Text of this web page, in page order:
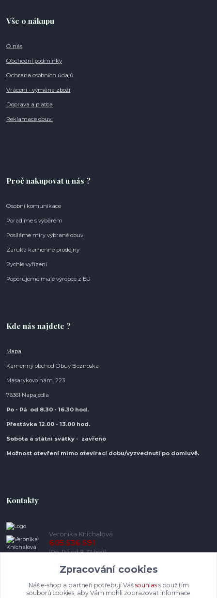
Vše o nákupu
O nás
Obchodní podmínky
Ochrana osobních údajů
Vrácení - výměna zboží
Doprava a platba
Reklamace obuvi
Proč nakupovat u nás ?
Osobní komunikace
Poradíme s výběrem
Posíláme míry vybrané obuvi
Záruka kamenné prodejny
Rychlé vyřízení
Poporujeme malé výrobce z EU
Kde nás najdete ?
Mapa
Kamenný obchod Obuv Beznoska
Masarykovo nám. 223
76361 Napajedla
Po - Pá od 8.30 - 16.30 hod.
Přestávka 12.00 - 13.00 hod.
Sobota a státní svátky - zavřeno
Možnost otevření mimo otevírací dobu/vyzvednutí po domluvě.
Kontakty
Veronika Kníchalová
605 536 591
(Po-Pá od 8-17 hod)
info@pohodlneboty.cz
Zpracování cookies
Náš e-shop a partneři potřebují Váš souhlass použitím
souborů cookies, aby Vám mohli zobrazovat informace